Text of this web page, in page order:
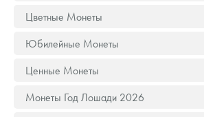
Наборы подарочных и коллекционных монет
Монеты и жетоны из недрагоценных металлов
Цветные Монеты
Юбилейные Монеты
Ценные Монеты
Монеты Год Лошади 2026